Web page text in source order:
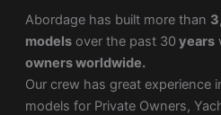
Abordage has built more than
modelsover the past 30 years
owners worldwide.
Our crew has great experience
models for Private Owners,